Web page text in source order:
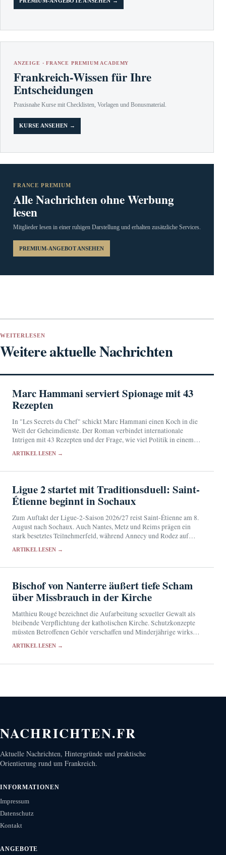
ANZEIGE · FRANCE PREMIUM ACADEMY
Frankreich-Wissen für Ihre
Entscheidungen
Praxisnahe Kurse mit Checklisten, Vorlagen und Bonusmaterial.
KURSE ANSEHEN →
FRANCE PREMIUM
Alle Nachrichten ohne Werbung
lesen
Mitglieder lesen in einer ruhigen Darstellung und erhalten zusätzliche Services.
PREMIUM-ANGEBOT ANSEHEN
WEITERLESEN
Weitere aktuelle Nachrichten
Marc Hammani serviert Spionage mit 43
Rezepten
In "Les Secrets du Chef" schickt Marc Hammani einen Koch in die
Welt der Geheimdienste. Der Roman verbindet internationale
Intrigen mit 43 Rezepten und der Frage, wie viel Politik in einem
ARTIKEL LESEN →
Ligue 2 startet mit Traditionsduell: Saint-
Étienne beginnt in Sochaux
Zum Auftakt der Ligue-2-Saison 2026/27 reist Saint-Étienne am 8.
August nach Sochaux. Auch Nantes, Metz und Reims prägen ein
stark besetztes Teilnehmerfeld, während Annecy und Rodez auf
ARTIKEL LESEN →
Bischof von Nanterre äußert tiefe Scham
über Missbrauch in der Kirche
Matthieu Rougé bezeichnet die Aufarbeitung sexueller Gewalt als
bleibende Verpflichtung der katholischen Kirche. Schutzkonzepte
müssten Betroffenen Gehör verschaffen und Minderjährige wirksam
ARTIKEL LESEN →
NACHRICHTEN.FR
Aktuelle Nachrichten, Hintergründe und praktische
Orientierung rund um Frankreich.
INFORMATIONEN
Impressum
Datenschutz
Kontakt
ANGEBOTE